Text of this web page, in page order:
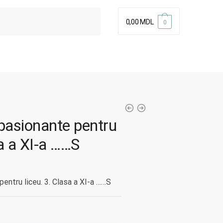
0,00 MDL 0
pentru
a XI-a ……S
liceu. 3. Clasa a XI-a ……S